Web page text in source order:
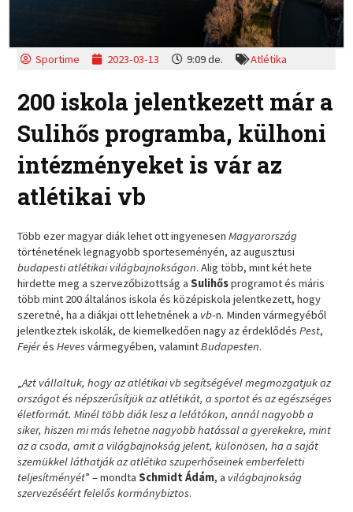
Sportime 2023-03-13 9:09 de. Atlétika
200 iskola jelentkezett már a
Sulihős programba, külhoni
intézményeket is vár az
atlétikai vb
Több ezer magyar diák lehet ott ingyenesenMagyarország
történetének legnagyobb sporteseményén, az augusztusi
budapesti atlétikai világbajnokságon. Alig több, mint két hete
hirdette meg a szervezőbizottság aSulihősprogramot és máris
több mint 200 általános iskola és középiskola jelentkezett, hogy
szeretné, ha a diákjai ott lehetnének a vb-n. Minden vármegyéből
jelentkeztek iskolák, de kiemelkedően nagy az érdeklődésPest,
FejérésHevesvármegyében, valamintBudapesten.
„Azt vállaltuk, hogy az atlétikai vb segítségével megmozgatjuk az
országot és népszerűsítjük az atlétikát, a sportot és az egészséges
életformát. Minél több diák lesz a lelátókon, annál nagyobb a
siker, hiszen mi más lehetne nagyobb hatással a gyerekekre, mint
az a csoda, amit a világbajnokság jelent, különösen, ha a saját
szemükkel láthatják az atlétika szuperhőseinek emberfeletti
teljesítményét” – mondtaSchmidt Ádám, a világbajnokság
szervezéséért felelős kormánybiztos.